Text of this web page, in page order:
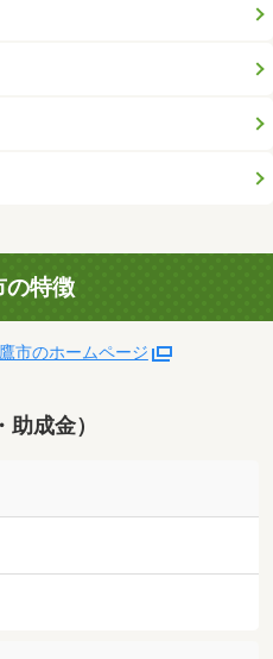
の特徴
市のホームページ
成金）